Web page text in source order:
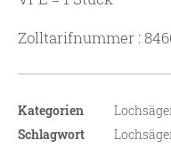
Zolltarifnummer :
Kategorien
Schlagwort